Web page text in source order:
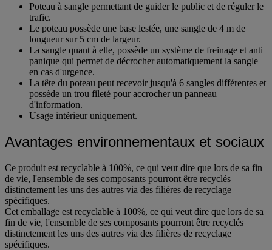
Poteau à sangle permettant de guider le public et de réguler le
trafic.
Le poteau possède une base lestée, une sangle de 4 m de
longueur sur 5 cm de largeur.
La sangle quant à elle, possède un système de freinage et anti
panique qui permet de décrocher automatiquement la sangle
en cas d'urgence.
La tête du poteau peut recevoir jusqu'à 6 sangles différentes et
possède un trou fileté pour accrocher un panneau
d'information.
Usage intérieur uniquement.
Avantages environnementaux et sociaux
Ce produit est recyclable à 100%, ce qui veut dire que lors de sa fin
de vie, l'ensemble de ses composants pourront être recyclés
distinctement les uns des autres via des filières de recyclage
spécifiques.
Cet emballage est recyclable à 100%, ce qui veut dire que lors de sa
fin de vie, l'ensemble de ses composants pourront être recyclés
distinctement les uns des autres via des filières de recyclage
spécifiques.